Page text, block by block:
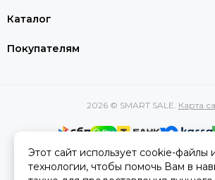
Каталог
Покупателям
2026 © SMART SALE. Карта
Вся представленная на сайте
характеристик, стоимости товаров и
Этот сайт использует cookie-файлы
технологии, чтобы помочь Вам в